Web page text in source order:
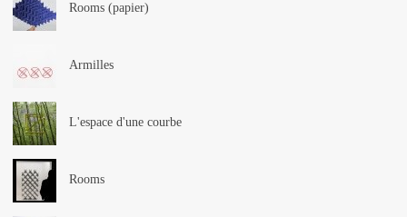
Rooms (papier)
Armilles
L'espace d'une courbe
Rooms